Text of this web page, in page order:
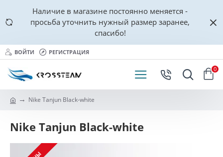
Наличие в магазине постоянно меняется -
просьба уточнить нужный размер заранее,
спасибо!
ВОЙТИ РЕГИСТРАЦИЯ
0
Nike Tanjun Black-white
Nike Tanjun Black-white